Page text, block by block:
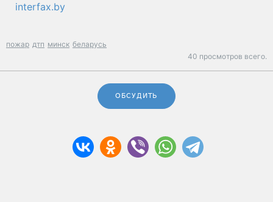
interfax.by
пожар дтп минск беларусь
40 просмотров всего.
ОБСУДИТЬ